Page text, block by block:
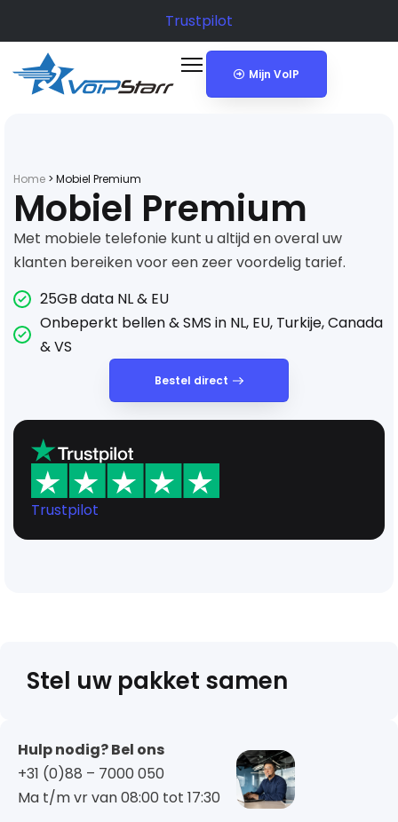
Trustpilot
Mijn VoIP
Home > Mobiel Premium
Mobiel Premium
Met mobiele telefonie kunt u altijd en overal uw
klanten bereiken voor een zeer voordelig tarief.
25GB data NL & EU
Onbeperkt bellen & SMS in NL, EU, Turkije, Canada
& VS
Bestel direct
Trustpilot
Stel uw pakket samen
Hulp nodig? Bel ons
+31 (0)88 – 7000 050
Ma t/m vr van 08:00 tot 17:30